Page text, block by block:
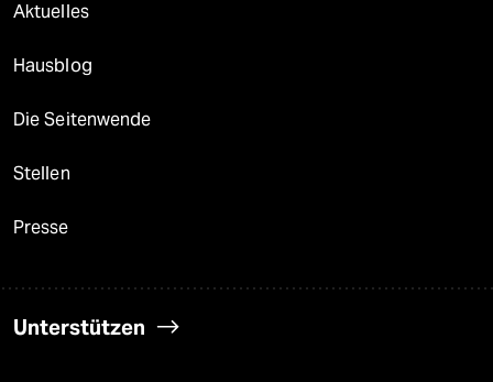
Aktuelles
Hausblog
Die Seitenwende
Stellen
Presse
Unterstützen